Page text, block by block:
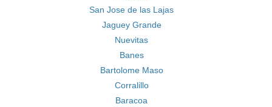
San Jose de las Lajas
Jaguey Grande
Nuevitas
Banes
Bartolome Maso
Corralillo
Baracoa